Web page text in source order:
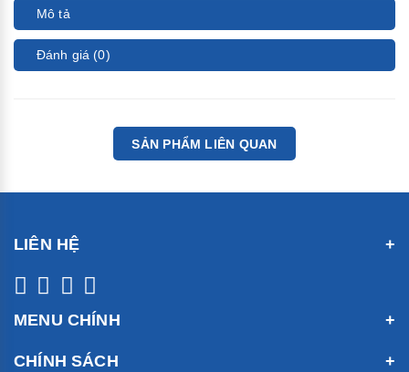
Mô tả
Đánh giá (0)
SẢN PHẨM LIÊN QUAN
LIÊN HỆ
MENU CHÍNH
CHÍNH SÁCH